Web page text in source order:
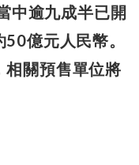
中逾九成半已開
億元人民幣。
相關預售單位將